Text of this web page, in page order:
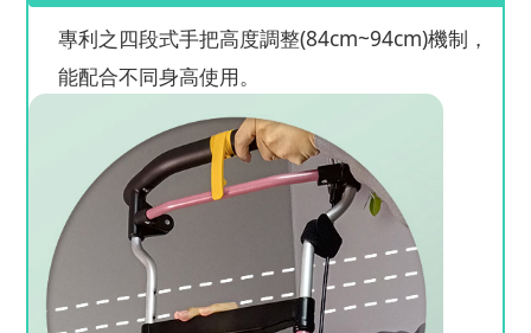
專利之四段式手把高度調整(84cm~94cm)機制，
能配合不同身高使用。